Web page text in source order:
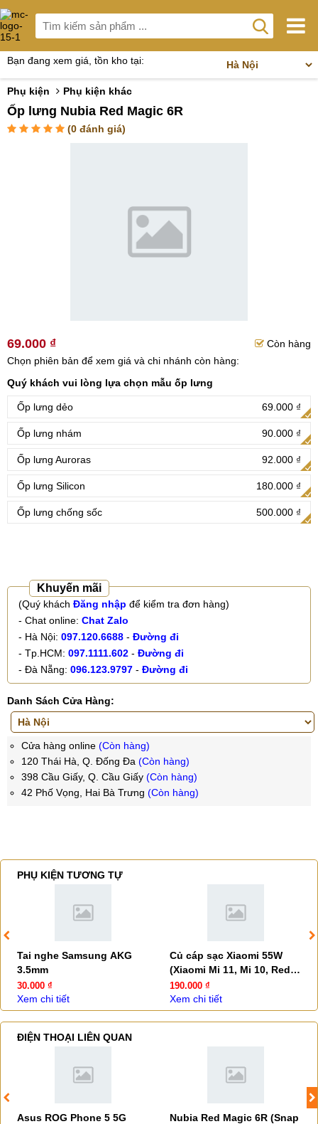
Bạn đang xem giá, tồn kho tại:
Phụ kiện Phụ kiện khác
Ốp lưng Nubia Red Magic 6R
(0 đánh giá)
69.000 ₫
Còn hàng
Chọn phiên bản để xem giá và chi nhánh còn hàng:
Quý khách vui lòng lựa chọn mẫu ốp lưng
Ốp lưng dẻo 69.000 ₫
Ốp lưng nhám 90.000 ₫
Ốp lưng Auroras 92.000 ₫
Ốp lưng Silicon 180.000 ₫
Ốp lưng chống sốc 500.000 ₫
Khuyến mãi
(Quý khách Đăng nhập để kiểm tra đơn hàng)
- Chat online: Chat Zalo
- Hà Nội: 097.120.6688 - Đường đi
- Tp.HCM: 097.1111.602 - Đường đi
- Đà Nẵng: 096.123.9797 - Đường đi
Danh Sách Cửa Hàng:
Cửa hàng online (Còn hàng)
120 Thái Hà, Q. Đống Đa (Còn hàng)
398 Cầu Giấy, Q. Cầu Giấy (Còn hàng)
42 Phố Vọng, Hai Bà Trưng (Còn hàng)
PHỤ KIỆN TƯƠNG TỰ
Tai nghe Samsung AKG
3.5mm
30.000 ₫
Xem chi tiết
Củ cáp sạc Xiaomi 55W
(Xiaomi Mi 11, Mi 10, Redmi
K30 Pro, K30 5G)
190.000 ₫
Xem chi tiết
ĐIỆN THOẠI LIÊN QUAN
Asus ROG Phone 5 5G
Nubia Red Magic 6R (Snap